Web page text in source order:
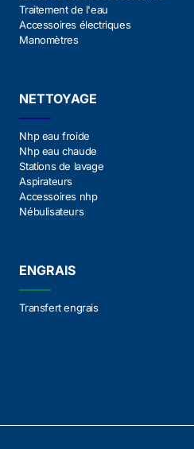
Traitement de l'eau
Accessoires électriques
Manomètres
NETTOYAGE
Nhp eau froide
Nhp eau chaude
Stations de lavage
Aspirateurs
Accessoires nhp
Nébulisateurs
ENGRAIS
Transfert engrais